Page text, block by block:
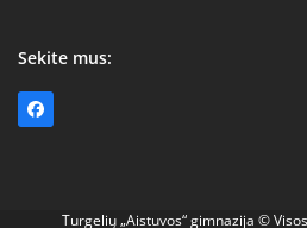
Sekite mus:
Facebook
Turgelių „Aistuvos“ gimnazija ©